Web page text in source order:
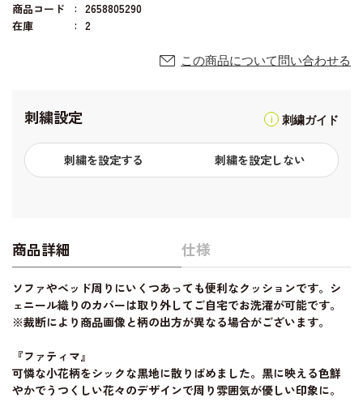
商品コード
2658805290
在庫
2
この商品について問い合わせる
刺繍設定 刺繍ガイド
刺繍を設定する 刺繍を設定しない
商品詳細 仕様
ソファやベッド周りにいくつあっても便利なクッションです。シ
ェニール織りのカバーは取り外してご自宅でお洗濯が可能です。
※裁断により商品画像と柄の出方が異なる場合がございます。
『ファティマ』
可憐な小花柄をシックな黒地に散りばめました。黒に映える色鮮
やかでうつくしい花々のデザインで周り雰囲気が優しい印象に。